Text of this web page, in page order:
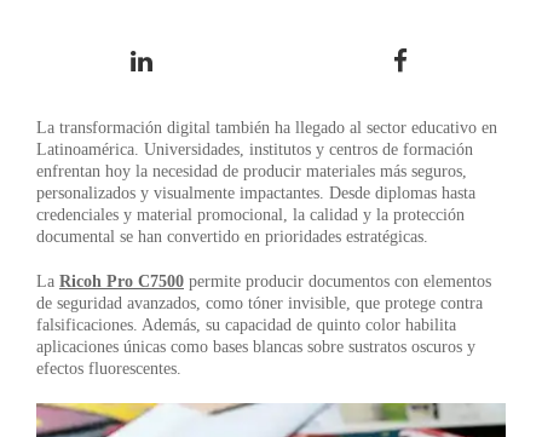
La transformación digital también ha llegado al sector educativo en
Latinoamérica. Universidades, institutos y centros de formación
enfrentan hoy la necesidad de producir materiales más seguros,
personalizados y visualmente impactantes. Desde diplomas hasta
credenciales y material promocional, la calidad y la protección
documental se han convertido en prioridades estratégicas.
La Ricoh Pro C7500 permite producir documentos con elementos
de seguridad avanzados, como tóner invisible, que protege contra
falsificaciones. Además, su capacidad de quinto color habilita
aplicaciones únicas como bases blancas sobre sustratos oscuros y
efectos fluorescentes.